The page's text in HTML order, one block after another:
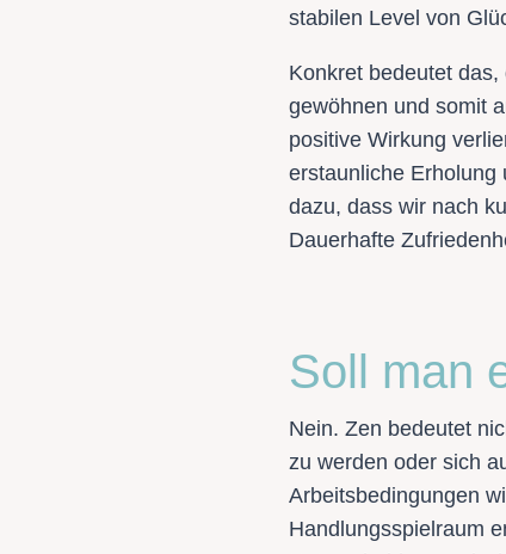
stabilen Level von
Konkret bedeutet
gewöhnen und somit
positive Wirkung
erstaunliche Erholung
dazu, dass wir nach
Dauerhafte
Soll man
Nein. Zen bedeutet
zu werden oder sich
Arbeitsbedingungen
Handlungsspielraum